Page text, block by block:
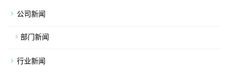
公司新闻
部门新闻
行业新闻